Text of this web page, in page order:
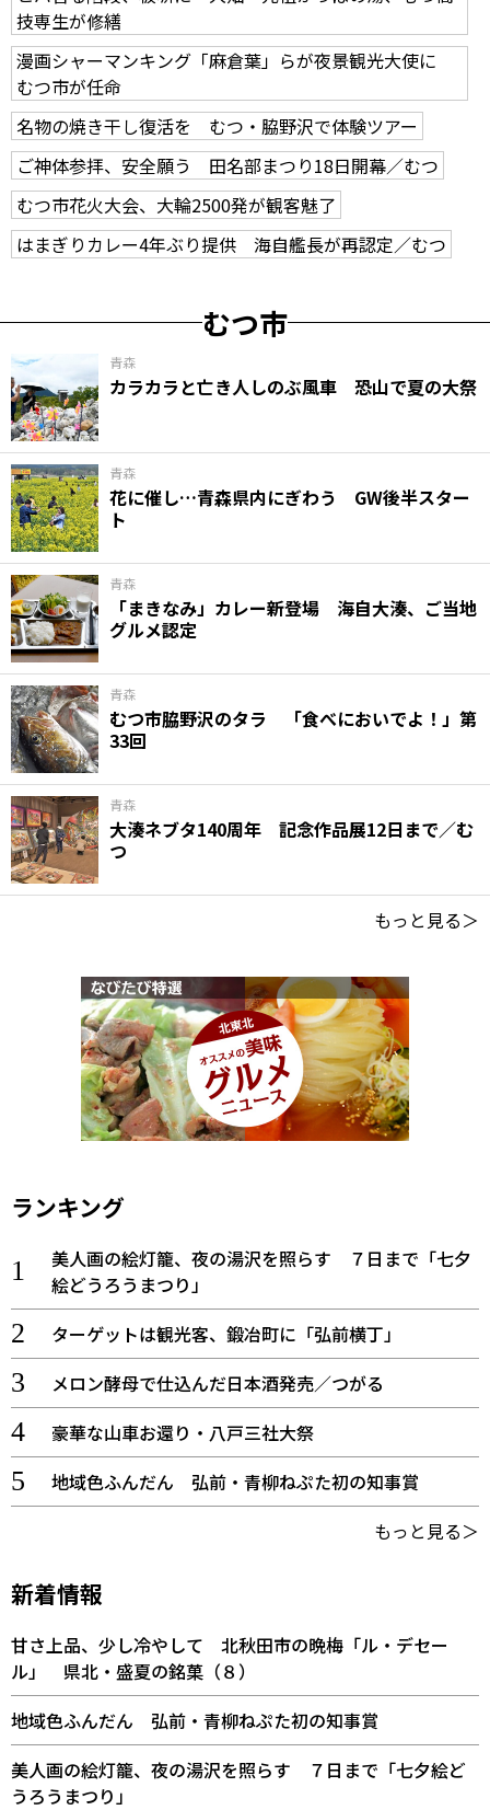
技専生が修繕
漫画シャーマンキング「麻倉葉」らが夜景観光大使に
むつ市が任命
名物の焼き干し復活を むつ・脇野沢で体験ツアー
ご神体参拝、安全願う 田名部まつり18日開幕／むつ
むつ市花火大会、大輪2500発が観客魅了
はまぎりカレー4年ぶり提供 海自艦長が再認定／むつ
むつ市
青森
カラカラと亡き人しのぶ風車 恐山で夏の大祭
青森
花に催し…青森県内にぎわう GW後半スター
ト
青森
「まきなみ」カレー新登場 海自大湊、ご当地
グルメ認定
青森
むつ市脇野沢のタラ 「食べにおいでよ！」第
33回
青森
大湊ネブタ140周年 記念作品展12日まで／む
つ
もっと見る＞
ランキング
美人画の絵灯籠、夜の湯沢を照らす ７日まで「七夕
絵どうろうまつり」
ターゲットは観光客、鍛冶町に「弘前横丁」
メロン酵母で仕込んだ日本酒発売／つがる
豪華な山車お還り・八戸三社大祭
地域色ふんだん 弘前・青柳ねぷた初の知事賞
もっと見る＞
新着情報
甘さ上品、少し冷やして 北秋田市の晩梅「ル・デセー
ル」 県北・盛夏の銘菓（８）
地域色ふんだん 弘前・青柳ねぷた初の知事賞
美人画の絵灯籠、夜の湯沢を照らす ７日まで「七夕絵ど
うろうまつり」